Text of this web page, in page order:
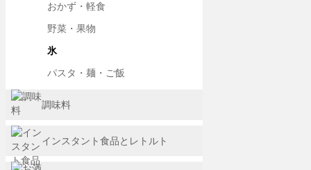
おかず・軽食
野菜・果物
氷
パスタ・麺・ご飯
調味料
インスタント食品とレトルト